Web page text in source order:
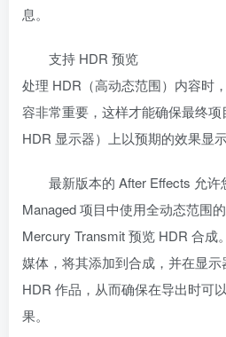
息。
支持 HDR 预览
处理 HDR（高动态范围）内容时
容非常重要，这样才能确保最终
HDR 显示器）上以预期的效果显示
最新版本的 After Effects 允许
Managed 项目中使用全动态范围
Mercury Transmit 预览 HDR 合成
媒体，将其添加到合成，并在显
HDR 作品，从而确保在导出时可
果。